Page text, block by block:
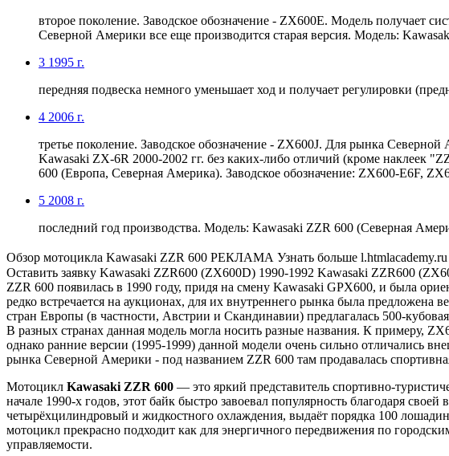
второе поколение. Заводское обозначение - ZX600E. Модель получает
Северной Америки все еще производится старая версия. Модель:
3 1995 г.
передняя подвеска немного уменьшает ход и получает регулировки
4 2006 г.
третье поколение. Заводское обозначение - ZX600J. Для рынка
Kawasaki ZX-6R 2000-2002 гг. без каких-либо отличий (кроме наклеек
600 (Европа, Северная Америка). Заводское обозначение: ZX600-E6F,
5 2008 г.
последний год производства. Модель: Kawasaki ZZR 600 (Северная
Обзор мотоцикла Kawasaki ZZR 600 РЕКЛАМА Узнать больше
Оставить заявку Kawasaki ZZR600 (ZX600D) 1990-1992 Kawasaki ZZR600
ZZR 600 появилась в 1990 году, придя на смену Kawasaki GPX600, и была
редко встречается на аукционах, для их внутреннего рынка была
стран Европы (в частности, Австрии и Скандинавии) предлагалась 500-
В разных странах данная модель могла носить разные названия. К примеру,
однако ранние версии (1995-1999) данной модели очень сильно отличались
рынка Северной Америки - под названием ZZR 600 там продавалась
Мотоцикл Kawasaki ZZR 600 — это яркий представитель спортивно-
начале 1990-х годов, этот байк быстро завоевал популярность благодаря
четырёхцилиндровый и жидкостного охлаждения, выдаёт порядка 100
мотоцикл прекрасно подходит как для энергичного передвижения по
управляемости.